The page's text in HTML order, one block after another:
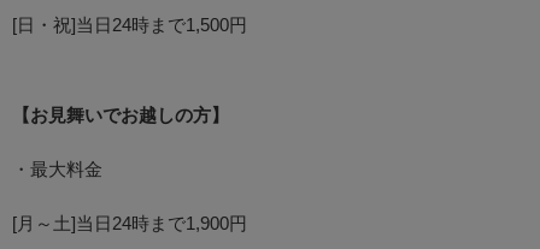
[日・祝]当日24時まで1,500円
【お見舞いでお越しの方】
・最大料金
[月～土]当日24時まで1,900円